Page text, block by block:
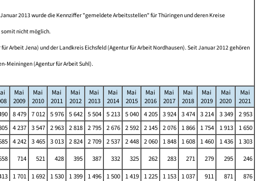
2013 wurde die Kennziffer "gemeldete Arbeitsstellen" für Thüringen und deren Kreise
nicht möglich.
Arbeit Jena) und der Landkreis Eichsfeld (Agentur für Arbeit Nordhausen). Seit Januar 2012 gehören
Meiningen (Agentur für Arbeit Suhl).
Mai
2009
Mai
2010
Mai
2011
Mai
2012
Mai
2013
Mai
2014
Mai
2015
Mai
2016
Mai
2017
Mai
2018
Mai
2019
Mai
2020
Mai
2021
8 479 7 012 5 976 5 642 5 504 5 213 5 040 4 205 3 924 3 474 3 214 3 349
2 953
4 237 3 547 2 963 2 818 2 795 2 676 2 592 2 145 2 076 1 866 1 754 1 913
1 650
4 242 3 465 3 013 2 824 2 709 2 537 2 448 2 060 1 848 1 608 1 460 1 436
1 303
714 521 428 395 387 332 325 262 283 271 279 295
246
1 701 1 692 1 530 1 399 1 496 1 500 1 419 1 225 1 153 1 037 911 871
876